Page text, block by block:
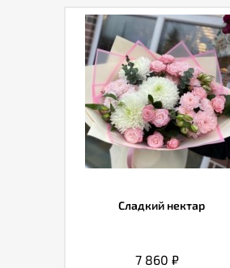
Сладкий нектар
7 860 ₽